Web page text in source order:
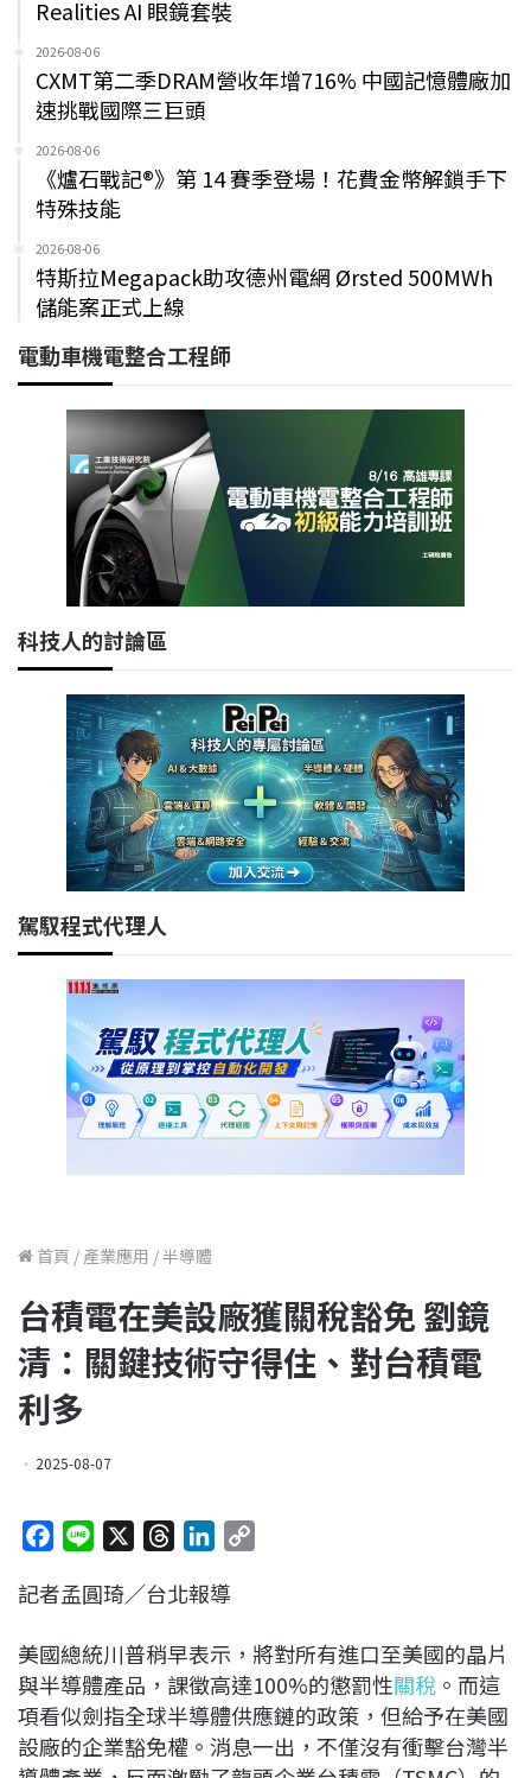
Realities AI 眼鏡套裝
2026-08-06
CXMT第二季DRAM營收年增716% 中國記憶體廠加
速挑戰國際三巨頭
2026-08-06
《爐石戰記®》第 14 賽季登場！花費金幣解鎖手下
特殊技能
2026-08-06
特斯拉Megapack助攻德州電網 Ørsted 500MWh
儲能案正式上線
電動車機電整合工程師
科技人的討論區
駕馭程式代理人